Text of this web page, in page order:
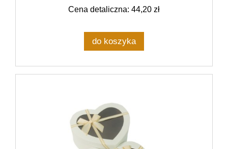
Cena detaliczna: 44,20 zł
do koszyka